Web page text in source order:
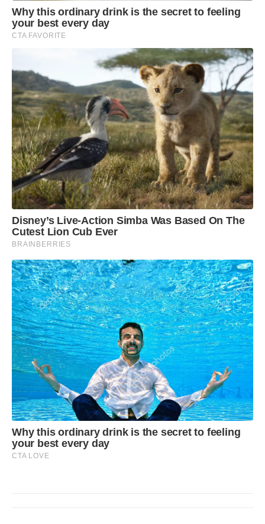
Why this ordinary drink is the secret to feeling
your best every day
CTA FAVORITE
Disney’s Live-Action Simba Was Based On The
Cutest Lion Cub Ever
BRAINBERRIES
Why this ordinary drink is the secret to feeling
your best every day
CTA LOVE